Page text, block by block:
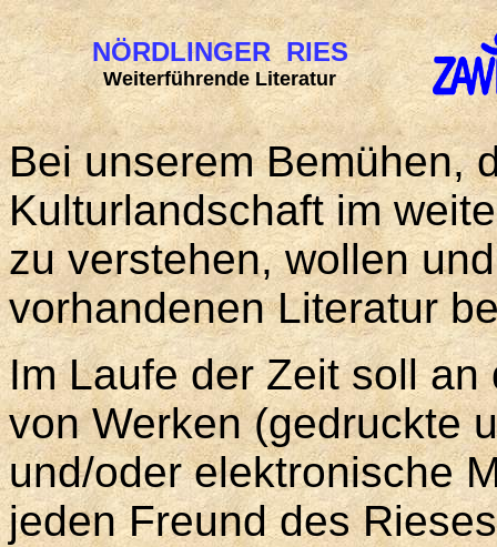
NÖRDLINGER RIES
Weiterführende Literatur
Bei unserem Bemühen,
Kulturlandschaft im
zu verstehen, wollen
vorhandenen Literatur
Im Laufe der Zeit soll
von Werken (gedruckte
und/oder elektronische
jeden Freund des